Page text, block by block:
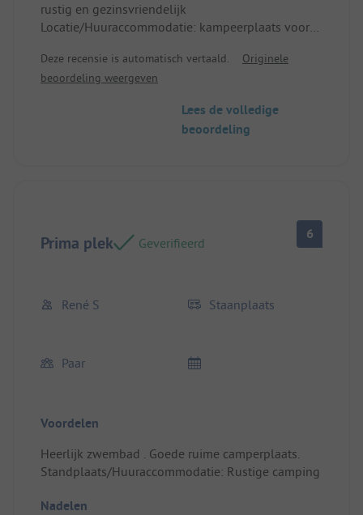
rustig en gezinsvriendelijk
Locatie/Huuraccommodatie: kampeerplaats voor
Deze recensie is automatisch vertaald.
Originele
beoordeling weergeven
Lees de volledige
beoordeling
Prima plek Geverifieerd
6
René S Staanplaats
Paar
Voordelen
Heerlijk zwembad . Goede ruime camperplaats.
Standplaats/Huuraccommodatie: Rustige camping
Nadelen